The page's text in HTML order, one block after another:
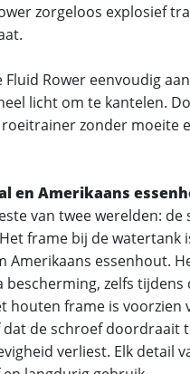
zorgeloos explosief
Rower eenvoudig
licht om te kantelen.
zonder moeite
en Amerikaans
van twee werelden: de
frame bij de watertank
Amerikaans essenhout.
zelfs tijdens
houten frame is voorzien
de schroef doordraait
verliest. Elk detail